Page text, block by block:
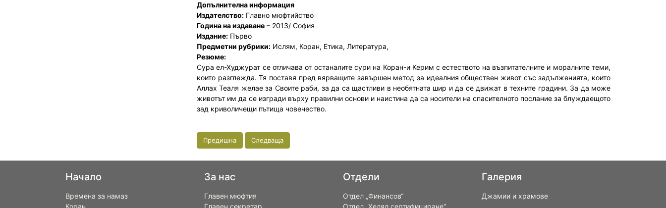
Допълнителна информация
Издателство: Главно мюфтийство
Година на издаване – 2013/ София
Издание: Първо
Предметни рубрики: Ислям, Коран, Етика, Литература,
Резюме:
Сура ел-Худжурат се отличава от останалите сури на Коран-и Керим с естеството на възпитателните и моралните теми,
които разглежда. Тя поставя пред вярващите завършен метод за идеалния обществен живот със задълженията, които
Аллах Теаля желае за Своите раби, за да са щастливи в необятната шир и да се движат в техните градини. За да може
животът им да се изгради върху правилни основи и наистина да са носители на спасителното послание за блуждаещото
зад криволичещи пътища човечество.
Предишна Следваща
Начало
Времена за намаз
Коран
За нас
Главен мюфтия
Главен секретар
Отдели
Отдел „Финансов“
Отдел „Хелял сертифициране“
Галерия
Джамии и храмове